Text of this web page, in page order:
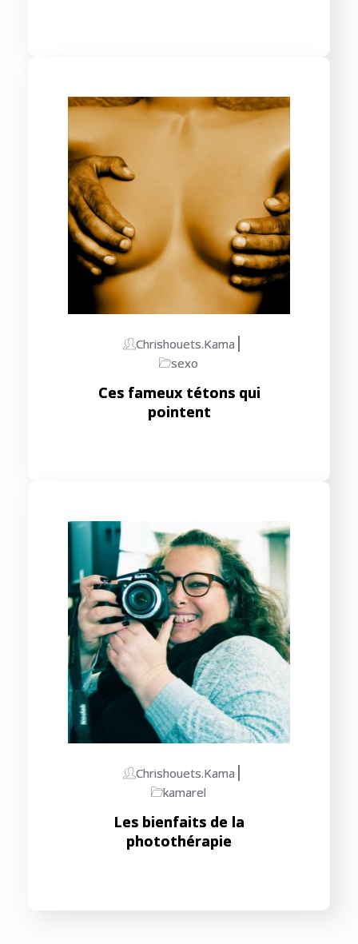
Chrishouets.kama
sexo
Ces fameux tétons qui
pointent
Chrishouets.kama
kamarel
Les bienfaits de la
photothérapie